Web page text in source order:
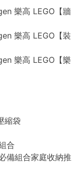
樂高 LEGO【牆
樂高 LEGO【裝
樂高 LEGO【樂
縮袋
合
備組合家庭收納推